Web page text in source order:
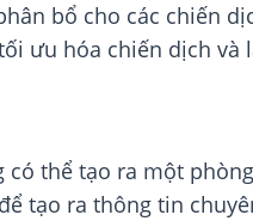
bổ cho các chiến
ưu hóa chiến dịch
có thể tạo ra một
tạo ra thông tin